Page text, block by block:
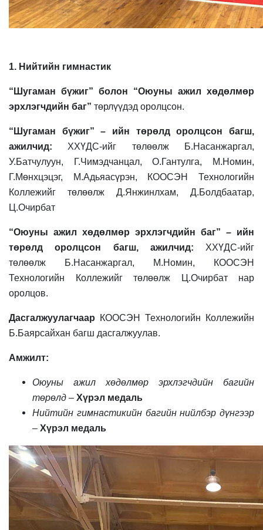
1. Нийтийн гимнастик
“Шугаман бүжиг” болон “Оюуны ажил хөдөлмөр
эрхлэгчдийн баг” төрлүүдэд оролцсон.
“Шугаман бүжиг” – ийн төрөлд оролцсон багш,
ажилчид: ХХҮДС-ийг төлөөлж
Б.Насанжаргал,
У.Батчулуун, Г.Чимэдчанцал, О.Гантулга, М.Номин,
Г.Мөнхцэцэг, М.Адьяасүрэн, КООСЭН Технологийн
Коллежийг төлөөлж Д.Янжинлхам, Д.Болдбаатар,
Ц.Очирбат
“Оюуны ажил хөдөлмөр эрхлэгчдийн баг” – ийн
төрөлд оролцсон багш, ажилчид: ХХҮДС-ийг
төлөөлж
Б.Насанжаргал, М.Номин, КООСЭН
Технологийн Коллежийг төлөөлж Ц.Очирбат нар
оролцов.
Дасгалжуулагчаар
КООСЭН Технологийн Коллежийн
Б.Баярсайхан багш дасгалжуулав.
Амжилт:
Оюуны ажил хөдөлмөр эрхлэгчдийн багийн
төрөлд – Хүрэл медаль
Нийтийн гимнастикийн багийн нийлбэр дүнгээр
– Хүрэл медаль